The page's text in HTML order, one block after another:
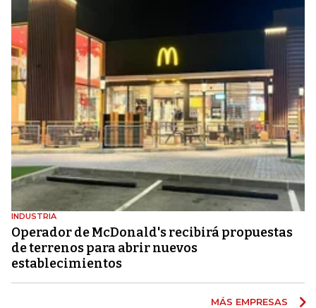
INDUSTRIA
Operador de McDonald's recibirá propuestas
de terrenos para abrir nuevos
establecimientos
MÁS EMPRESAS